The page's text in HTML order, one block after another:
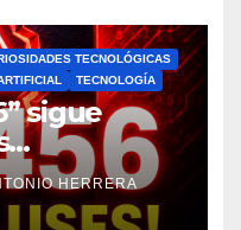
TECNOLÓGICAS
TECNOLOGÍA
sigue
y
HERRERA